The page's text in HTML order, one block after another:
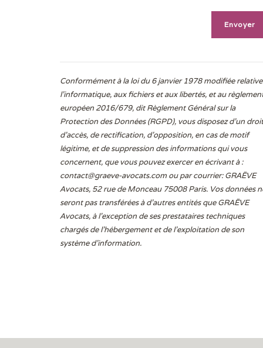
Conformément à la loi du 6 janvier 1978 modifiée
l'informatique, aux fichiers et aux libertés, et au
européen 2016/679, dit Règlement Général sur la
Protection des Données (RGPD), vous disposez d’un droit
d’accès, de rectification, d’opposition, en cas de motif
légitime, et de suppression des informations qui vous
concernent, que vous pouvez exercer en écrivant à :
contact@graeve-avocats.com ou par courrier: GRAËVE
Avocats, 52 rue de Monceau 75008 Paris. Vos données
seront pas transférées à d’autres entités que GRAËVE
Avocats, à l’exception de ses prestataires techniques
chargés de l’hébergement et de l’exploitation de son
système d’information.